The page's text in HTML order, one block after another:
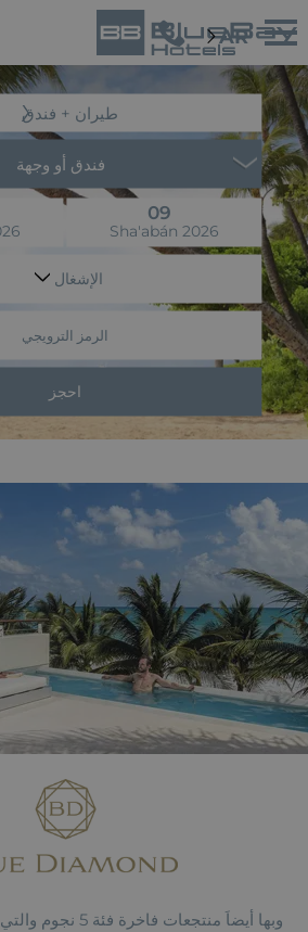
AR
طيران + فندق
فندق أو وجهة
09
Sha'abán 2026
الإشغال
الرمز الترويجي
احجز
وبها أيضاَ منتجعات